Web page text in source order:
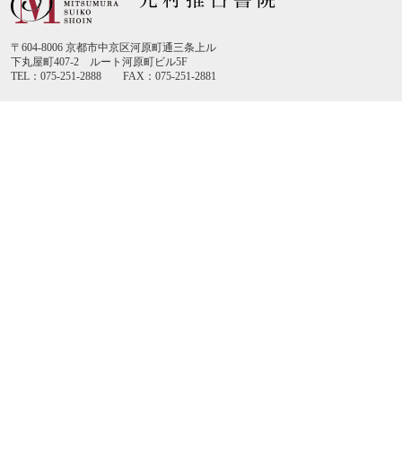
〒604-8006 京都市中京区河原町通三条上ル
下丸屋町407-2 ルート河原町ビル5F
TEL：075-251-2888 FAX：075-251-2881